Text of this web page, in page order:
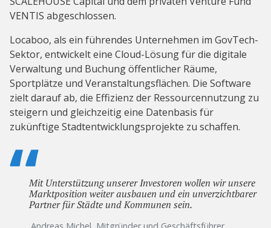
VENTIS abgeschlossen.
Locaboo, als ein führendes Unternehmen im GovTech-
Sektor, entwickelt eine Cloud-Lösung für die digitale
Verwaltung und Buchung öffentlicher Räume,
Sportplätze und Veranstaltungsflächen. Die Software
zielt darauf ab, die Effizienz der Ressourcennutzung zu
steigern und gleichzeitig eine Datenbasis für
zukünftige Stadtentwicklungsprojekte zu schaffen.
Mit Unterstützung unserer Investoren wollen wir unsere
Marktposition weiter ausbauen und ein unverzichtbarer
Partner für Städte und Kommunen sein.